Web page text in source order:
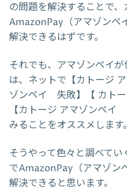
の問題を解決することで
AmazonPay（アマゾンペ
解決できるはずです。
それでも、アマゾンペイ
は、ネットで【カトージ
ゾンペイ 失敗】【 カト
【カトージ アマゾンペ
みることをオススメします。
そうやって色々と調べて
でAmazonPay（アマゾン
解決できると思います。